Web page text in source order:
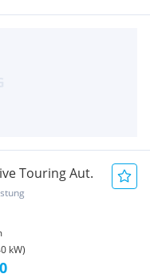
Touring Aut.
kW)